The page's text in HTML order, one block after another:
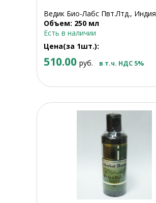
Ведик Био-Лабс Пвт.Лтд., Индия
Объем: 250 мл
Есть в наличии
Цена(за 1шт.):
510.00 руб. в т.ч. НДС 5%